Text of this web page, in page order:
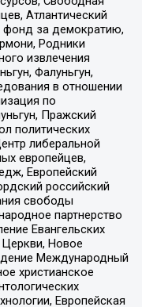
Атлантический
фонд за демократию,
Родники
извлечения
Фалуньгун,
в отношении
по
Пражский
политических
либеральной
европейцев,
Европейский
российский
свободы
партнерство
Евангельских
Церкви, Новое
Международный
христианское
Европейская